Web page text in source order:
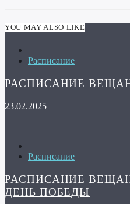
YOU MAY ALSO LIKE
Расписание
РАСПИСАНИЕ
23.02.2025
Расписание
РАСПИСАНИЕ
ДЕНЬ ПОБЕДЫ